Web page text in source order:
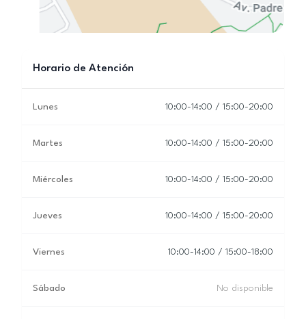
Horario de Atención
Lunes 10:00-14:00 / 15:00-20:00
Martes 10:00-14:00 / 15:00-20:00
Miércoles 10:00-14:00 / 15:00-20:00
Jueves 10:00-14:00 / 15:00-20:00
Viernes 10:00-14:00 / 15:00-18:00
Sábado No disponible